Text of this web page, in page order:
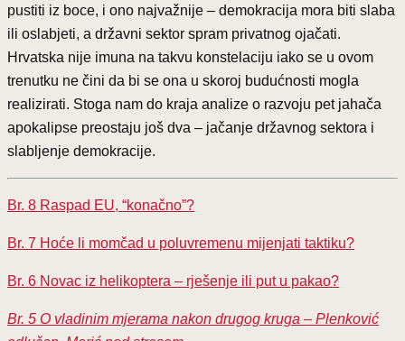
pustiti iz boce, i ono najvažnije – demokracija mora biti slaba
ili oslabjeti, a državni sektor spram privatnog ojačati.
Hrvatska nije imuna na takvu konstelaciju iako se u ovom
trenutku ne čini da bi se ona u skoroj budućnosti mogla
realizirati. Stoga nam do kraja analize o razvoju pet jahača
apokalipse preostaju još dva – jačanje državnog sektora i
slabljenje demokracije.
Br. 8 Raspad EU, “konačno”?
Br. 7 Hoće li momčad u poluvremenu mijenjati taktiku?
Br. 6 Novac iz helikoptera – rješenje ili put u pakao?
Br. 5 O vladinim mjerama nakon drugog kruga – Plenković